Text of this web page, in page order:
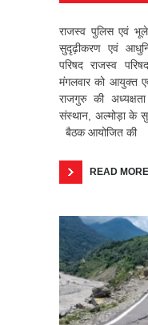
राजस्व पुलिस एवं
सुदृढ़ीकरण एवं
परिषद राजस्व
मंगलवार को आयुक्त
राजगुरु की
संस्थान, अल्मोड़ा के
बैठक आयोजित की
READ MORE